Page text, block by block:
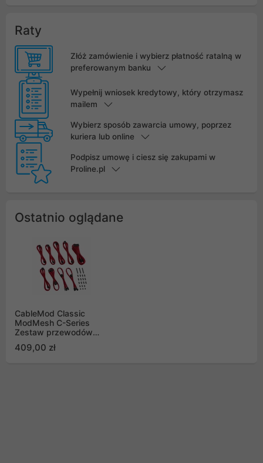
Raty
Złóż zamówienie i wybierz płatność ratalną w
preferowanym banku
Wypełnij wniosek kredytowy, który otrzymasz
mailem
Wybierz sposób zawarcia umowy, poprzez
kuriera lub online
Podpisz umowę i ciesz się zakupami w
Proline.pl
Ostatnio oglądane
CableMod Classic
ModMesh C-Series
Zestaw przewodów
czerwony
409,00 zł